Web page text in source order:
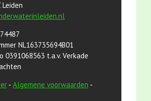
Leiden
NL163735694B01
0391068563 t.a.v. Verkade
- Algemene voorwaarden -